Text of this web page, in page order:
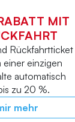
MIT
Rückfahrtticket
einer einzigen
automatisch
zu 20 %.
mehr